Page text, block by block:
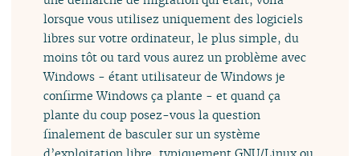
lorsque vous utilisez uniquement des logiciels
libres sur votre ordinateur, le plus simple, du
moins tôt ou tard vous aurez un problème avec
Windows - étant utilisateur de Windows je
confirme Windows ça plante - et quand ça
plante du coup posez-vous la question
finalement de basculer sur un système
d’exploitation libre, typiquement GNU/Linux ou